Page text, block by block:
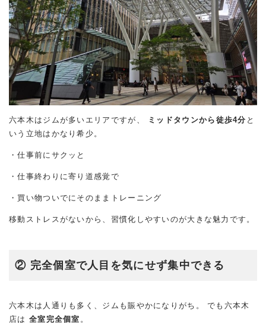
六本木はジムが多いエリアですが、 ミッドタウンから徒歩4分 と
いう立地はかなり希少。
・仕事前にサクッと
・仕事終わりに寄り道感覚で
・買い物ついでにそのままトレーニング
移動ストレスがないから、習慣化しやすいのが大きな魅力です。
② 完全個室で人目を気にせず集中できる
六本木は人通りも多く、ジムも賑やかになりがち。 でも六本木
店は 全室完全個室 。